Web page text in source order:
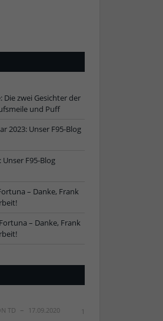
Die zwei Gesichter der
und Puff
2023: Unser F95-Blog
Unser F95-Blog
– Danke, Frank
– Danke, Frank
TD 17.09.2020 1